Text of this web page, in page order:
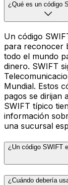
¿Qué es un código
Un código
para reconocer
todo el mundo
dinero. SWIFT
Mundial. Estos
pagos se dirijan
SWIFT típico
información
una sucursal
¿Un código SWIFT
¿Cuándo debería